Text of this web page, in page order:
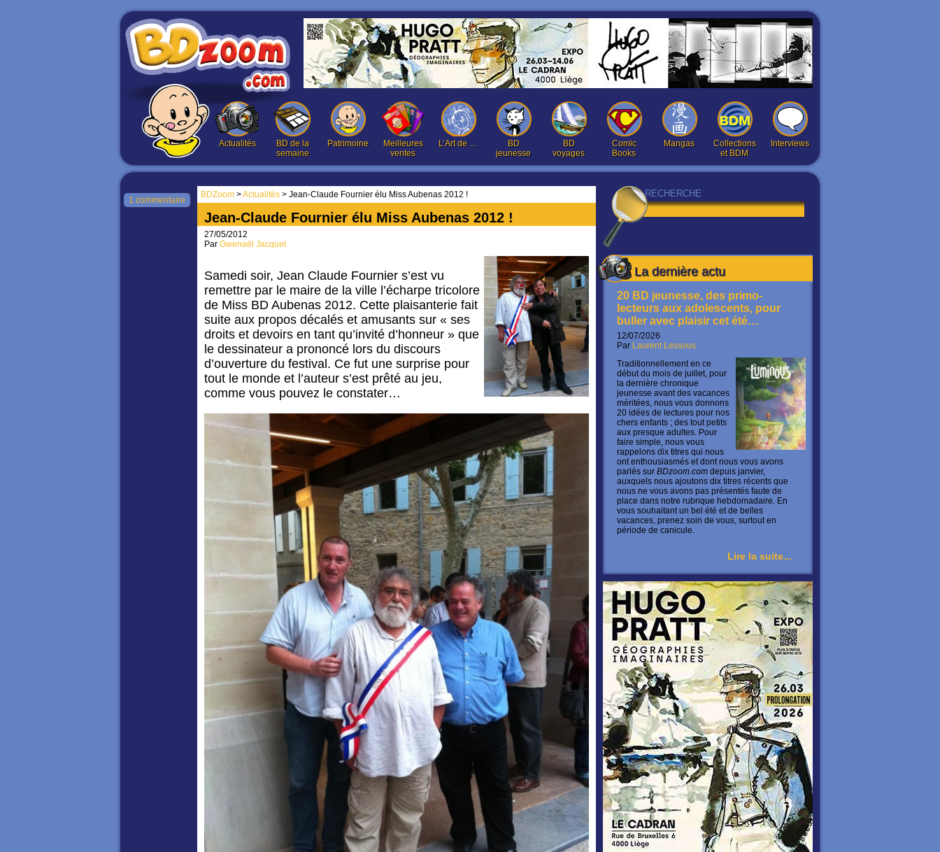
Actualités
BD de la
semaine
Patrimoine
Meilleures
ventes
L’Art de …
BD
jeunesse
BD
voyages
Comic
Books
Mangas
Collections
et BDM
Interviews
La dernière actu
20 BD jeunesse, des primo-
lecteurs aux adolescents, pour
buller avec plaisir cet été…
12/07/2026
Par Laurent Lessous
Traditionnellement en ce
début du mois de juillet, pour
la dernière chronique
jeunesse avant des vacances
méritées, nous vous donnons
20 idées de lectures pour nos
chers enfants ; des tout petits
aux presque adultes. Pour
faire simple, nous vous
rappelons dix titres qui nous
ont enthousiasmés et dont nous vous avons
parlés sur BDzoom.com depuis janvier,
auxquels nous ajoutons dix titres récents que
nous ne vous avons pas présentés faute de
place dans notre rubrique hebdomadaire. En
vous souhaitant un bel été et de belles
vacances, prenez soin de vous, surtout en
période de canicule.
Lire la suite...
BDZoom >Actualités > Jean-Claude Fournier élu Miss Aubenas 2012 !
1 commentaire
Jean-Claude Fournier élu Miss Aubenas 2012 !
27/05/2012
Par Gwenaël Jacquet
Samedi soir, Jean Claude Fournier s’est vu
remettre par le maire de la ville l’écharpe tricolore
de Miss BD Aubenas 2012. Cette plaisanterie fait
suite aux propos décalés et amusants sur « ses
droits et devoirs en tant qu’invité d’honneur » que
le dessinateur a prononcé lors du discours
d’ouverture du festival. Ce fut une surprise pour
tout le monde et l’auteur s’est prêté au jeu,
comme vous pouvez le constater…